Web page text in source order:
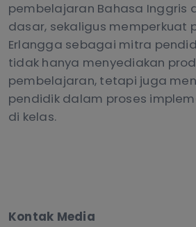
pembelajaran Bahasa Inggris
dasar, sekaligus memperkuat
Erlangga sebagai mitra
tidak hanya menyediakan
pembelajaran, tetapi juga
pendidik dalam proses
di kelas.
Kontak Media